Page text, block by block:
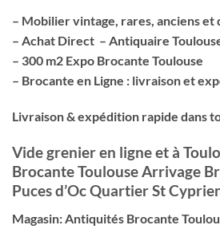
– Mobilier vintage, rares, anciens et
– Achat Direct – Antiquaire
– 300 m2 Expo Brocante Toulouse
– Brocante en Ligne : livraison et
Livraison & expédition rapide dans
Vide grenier en ligne et à
Brocante Toulouse Arrivage
Puces d’Oc Quartier St
Magasin: Antiquités Brocante